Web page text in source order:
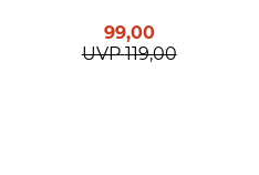
99,00
UVP 119,00